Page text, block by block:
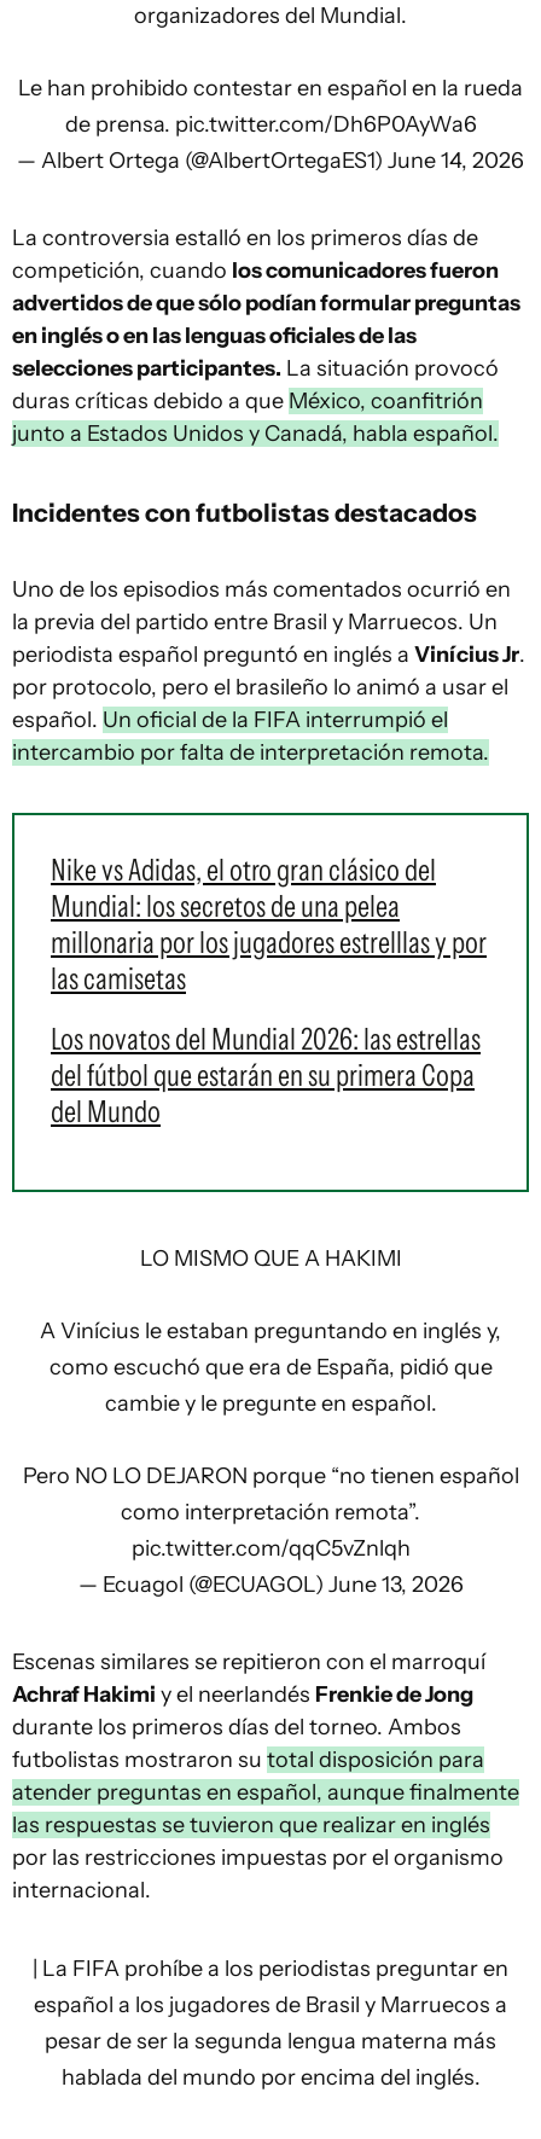
organizadores del Mundial.
Le han prohibido contestar en español en la rueda
de prensa. pic.twitter.com/Dh6P0AyWa6
— Albert Ortega (@AlbertOrtegaES1) June 14, 2026
La controversia estalló en los primeros días de
competición, cuando los comunicadores fueron
advertidos de que sólo podían formular preguntas
en inglés o en las lenguas oficiales de las
selecciones participantes. La situación provocó
duras críticas debido a que México, coanfitrión
junto a Estados Unidos y Canadá, habla español.
Incidentes con futbolistas destacados
Uno de los episodios más comentados ocurrió en
la previa del partido entre Brasil y Marruecos. Un
periodista español preguntó en inglés a Vinícius Jr.
por protocolo, pero el brasileño lo animó a usar el
español. Un oficial de la FIFA interrumpió el
intercambio por falta de interpretación remota.
Nike vs Adidas, el otro gran clásico del
Mundial: los secretos de una pelea
millonaria por los jugadores estrelllas y por
las camisetas
Los novatos del Mundial 2026: las estrellas
del fútbol que estarán en su primera Copa
del Mundo
LO MISMO QUE A HAKIMI
A Vinícius le estaban preguntando en inglés y,
como escuchó que era de España, pidió que
cambie y le pregunte en español.
Pero NO LO DEJARON porque “no tienen español
como interpretación remota”.
pic.twitter.com/qqC5vZnlqh
— Ecuagol (@ECUAGOL) June 13, 2026
Escenas similares se repitieron con el marroquí
Achraf Hakimi y el neerlandés Frenkie de Jong
durante los primeros días del torneo. Ambos
futbolistas mostraron su total disposición para
atender preguntas en español, aunque finalmente
las respuestas se tuvieron que realizar en inglés
por las restricciones impuestas por el organismo
internacional.
| La FIFA prohíbe a los periodistas preguntar en
español a los jugadores de Brasil y Marruecos a
pesar de ser la segunda lengua materna más
hablada del mundo por encima del inglés.